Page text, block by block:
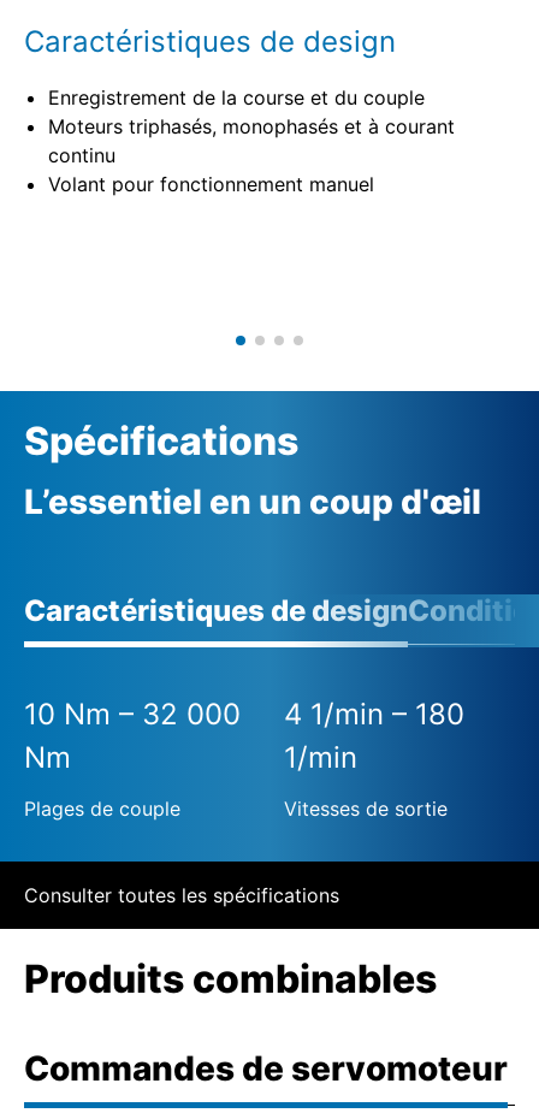
Caractéristiques de design
Enregistrement de la course et du couple
Moteurs triphasés, monophasés et à courant
continu
Volant pour fonctionnement manuel
Spécifications
L’essentiel en un coup d'œil
Caractéristiques de design
10 Nm – 32 000
Nm
Plages de couple
4 1/min – 180
1/min
Vitesses de sortie
Consulter toutes les spécifications
Produits combinables
Commandes de servomoteur